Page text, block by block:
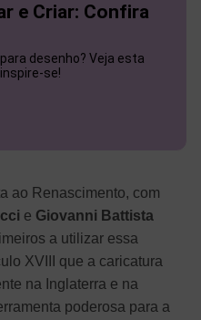
e Criar: Confira
desenho? Veja esta
se!
ao Renascimento, com
e Giovanni Battista
a utilizar essa
XVIII que a caricatura
na Inglaterra e na
poderosa para a